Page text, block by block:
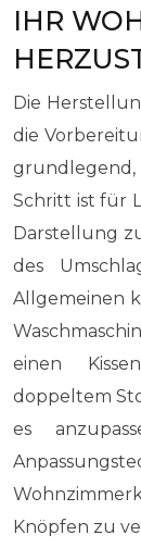
IHR
Die
die
Schritt ist für
Darstellung
des
Allgemeinen
einen
doppeltem
es
Knöpfen zu